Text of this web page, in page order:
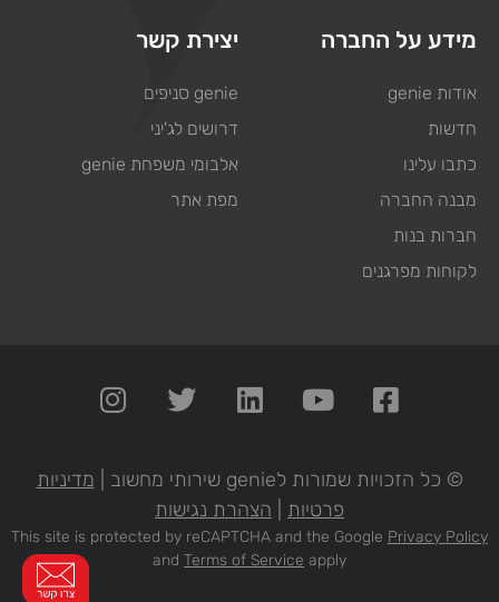
מידע על החברה
אודות genie
חדשות
כתבו עלינו
מבנה החברה
חברות בנות
לקוחות מפרגנים
יצירת קשר
genie סניפים
דרושים לג'יני
אלבומי משפחת genie
מפת אתר
© כל הזכויות שמורות לgenie שירותי מחשוב |
מדיניות
פרטיות
הצהרת נגישות
This site is protected by reCAPTCHA and the Google Privacy Policy
and Terms of Service apply